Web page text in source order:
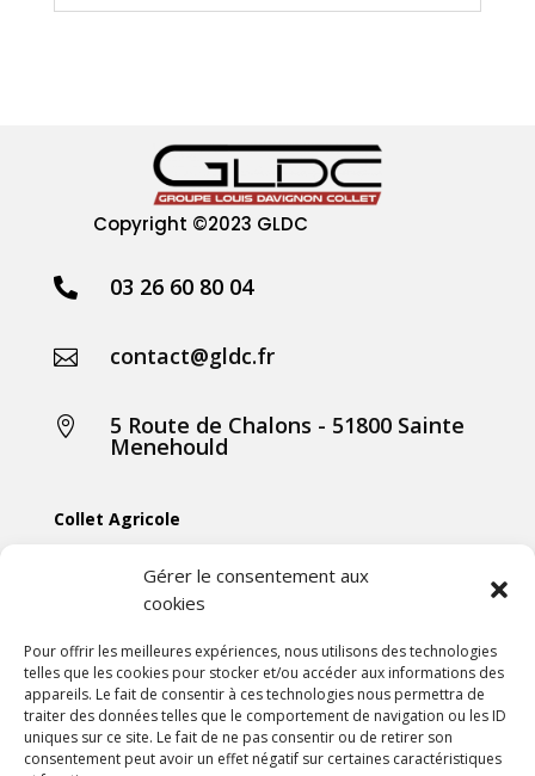
Gérer le consentement aux
cookies
Pour offrir les meilleures expériences, nous utilisons des technologies
telles que les cookies pour stocker et/ou accéder aux informations des
appareils. Le fait de consentir à ces technologies nous permettra de
traiter des données telles que le comportement de navigation ou les ID
uniques sur ce site. Le fait de ne pas consentir ou de retirer son
consentement peut avoir un effet négatif sur certaines caractéristiques
Copyright ©2023 GLDC
 03 26 60 80 04
 contact@gldc.fr
 5 Route de Chalons - 51800 Sainte
Menehould
Collet Agricole
Collet Motoculture
Collet Élevage
Les actus